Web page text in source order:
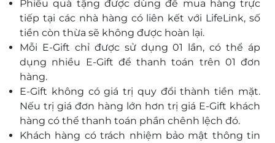
An Khánh, Hồ Chí Minh
Coopmart TTTM Thắng Lợi, 2 Trường Chinh, Tây
Thạnh, Quận Tân Phú, Hồ Chí Minh
36/3B Nguyễn Gia Trí, Phường 25, Quận Bình Thạnh,
Hồ Chí Minh
L4-05 Tầng 4, TTTM Parc Mall số 547 - 549 đường Tạ
Quang Bửu, Phường Chánh Hưng, Hồ Chí Minh
L4-13 Tầng L4 Tòa nhà Vincom Megamall Thảo Điền,
161 Đường Võ Nguyên Giáp, Phường An Khánh, Hồ
Chí Minh
chất lượng phục vụ tốt và môi trường thân
thiện. Nhân viên phục vụ đều rất chuyên nghiệp
và nhiệt tình.
Phiếu quà tặng được dùng để mua hàng trực
tiếp tại các nhà hàng có liên kết với LifeLink, số
tiền còn thừa sẽ không được hoàn lại.
Mỗi E-Gift chỉ được sử dụng 01 lần, có thể áp
dụng nhiều E-Gift để thanh toán trên 01 đơn
hàng.
E-Gift không có giá trị quy đổi thành tiền mặt.
Nếu trị giá đơn hàng lớn hơn trị giá E-Gift khách
hàng có thể thanh toán phần chênh lệch đó.
Khách hàng có trách nhiệm bảo mật thông tin